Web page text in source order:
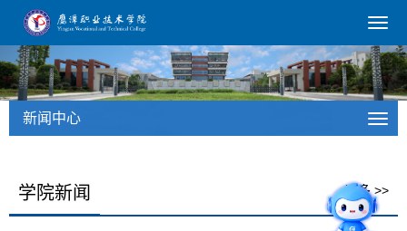
新闻中心
学院新闻 更多 >>